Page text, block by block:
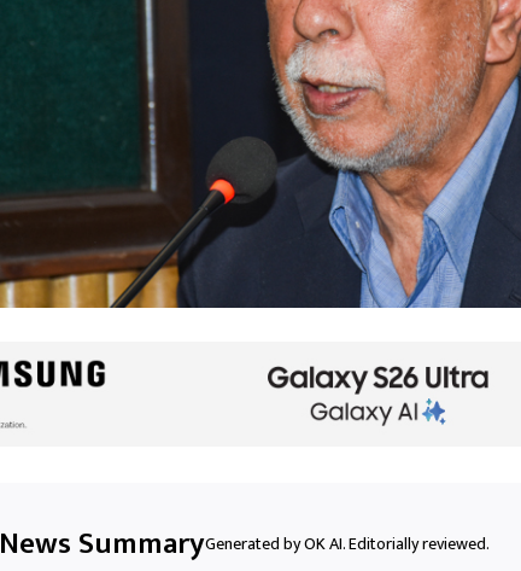
News SummaryGenerated by OK AI. Editorially reviewed.